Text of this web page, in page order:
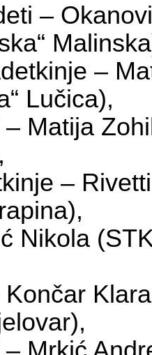
–
–
Lučica),
Matija
–
Nikola